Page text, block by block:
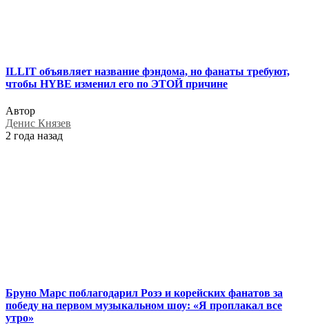
ILLIT объявляет название фэндома, но фанаты требуют,
чтобы HYBE изменил его по ЭТОЙ причине
Автор
Денис Князев
2 года назад
Бруно Марс поблагодарил Розэ и корейских фанатов за
победу на первом музыкальном шоу: «Я проплакал все
утро»